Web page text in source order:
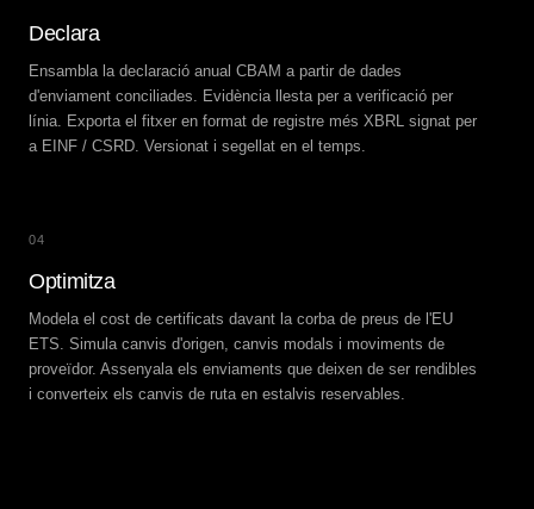
Declara
Ensambla la declaració anual CBAM a partir de dades
d'enviament conciliades. Evidència llesta per a verificació per
línia. Exporta el fitxer en format de registre més XBRL signat per
a EINF / CSRD. Versionat i segellat en el temps.
04
Optimitza
Modela el cost de certificats davant la corba de preus de l'EU
ETS. Simula canvis d'origen, canvis modals i moviments de
proveïdor. Assenyala els enviaments que deixen de ser rendibles
i converteix els canvis de ruta en estalvis reservables.